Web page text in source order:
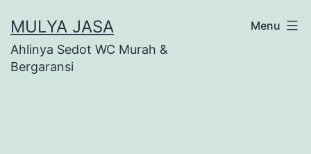
to
content
MULYA JASA
Ahlinya Sedot WC Murah &
Bergaransi
Menu